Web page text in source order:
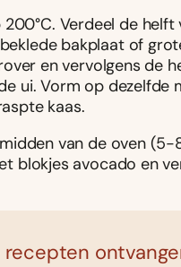
Verdeel de helft
bakplaat of
en vervolgens de
ui. Vorm op dezelfde
kaas.
van de oven
blokjes avocado en